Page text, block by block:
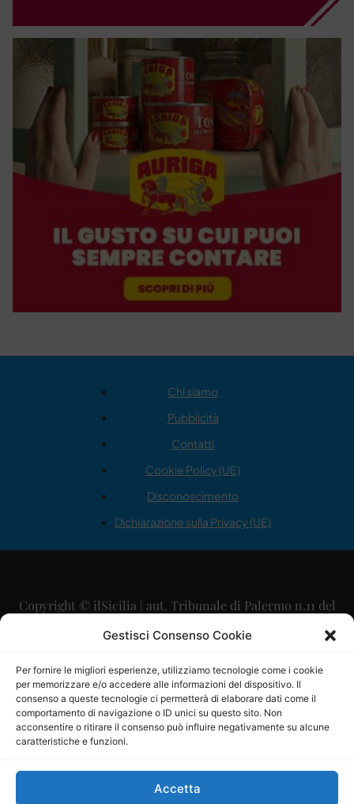
Gestisci Consenso Cookie
Per fornire le migliori esperienze, utilizziamo tecnologie come i cookie
per memorizzare e/o accedere alle informazioni del dispositivo. Il
consenso a queste tecnologie ci permetterà di elaborare dati come il
comportamento di navigazione o ID unici su questo sito. Non
acconsentire o ritirare il consenso può influire negativamente su alcune
caratteristiche e funzioni.
Accetta
Chi siamo
Pubblicità
Contatti
Cookie Policy (UE)
Disconoscimento
Dichiarazione sulla Privacy (UE)
Copyright © ilSicilia | aut. Tribunale di Palermo n.11 del
29/09/2015
Direttore Editoriale: Maurizio Scaglione
Direttore Responsabile: Maria Calabrese
P.IVA: 06334930820